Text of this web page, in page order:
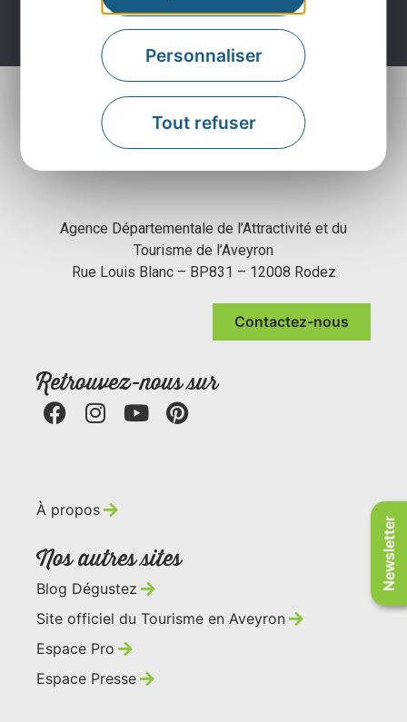
Personnaliser
Tout refuser
Agence Départementale de l’Attractivité et du
Tourisme de l’Aveyron
Rue Louis Blanc – BP831 – 12008 Rodez
Contactez-nous
Retrouvez-nous sur
À propos
Nos autres sites
Blog Dégustez
Site officiel du Tourisme en Aveyron
Espace Pro
Espace Presse
Newsletter